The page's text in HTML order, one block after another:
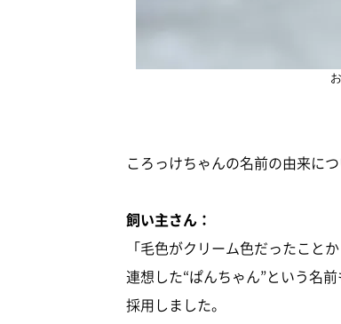
ころっけちゃんの名前の由来に
飼い主さん：
「毛色がクリーム色だったこと
連想した“ぱんちゃん”という名
採用しました。